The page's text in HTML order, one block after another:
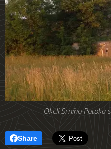
Okolí Srního Potoka
Share